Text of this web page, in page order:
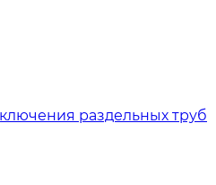
раздельных труб